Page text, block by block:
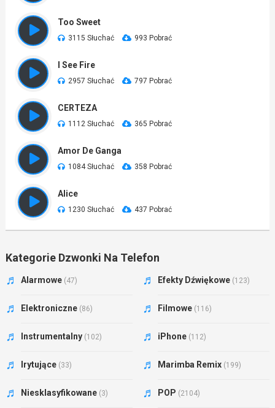
Too Sweet
3115 Słuchać 993 Pobrać
I See Fire
2957 Słuchać 797 Pobrać
CERTEZA
1112 Słuchać 365 Pobrać
Amor De Ganga
1084 Słuchać 358 Pobrać
Alice
1230 Słuchać 437 Pobrać
Kategorie Dzwonki Na Telefon
Alarmowe (47) Efekty Dźwiękowe (123)
Elektroniczne (86) Filmowe (116)
Instrumentalny (102) iPhone (112)
Irytujące (33) Marimba Remix (199)
Niesklasyfikowane (3) POP (2104)